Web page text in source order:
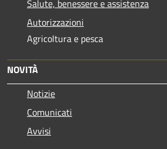
Salute, benessere e assistenza
Autorizzazioni
Agricoltura e pesca
NOVITÀ
Notizie
Comunicati
Avvisi